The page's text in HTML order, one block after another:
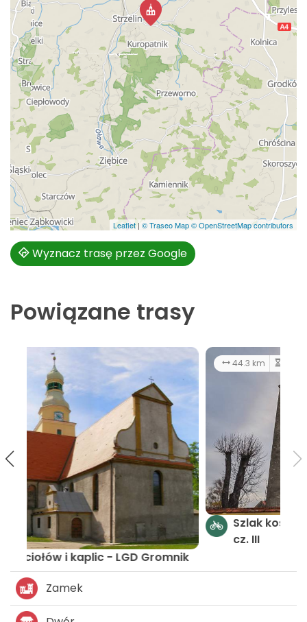
Leaflet | © Traseo Map© OpenStreetMap contributors
Wyznacz trasę przez Google
Powiązane trasy
44.3 km 4:03 h łatwy
Szlak kościołów i kaplic LGD Gromnik -
cz. III
Zamek